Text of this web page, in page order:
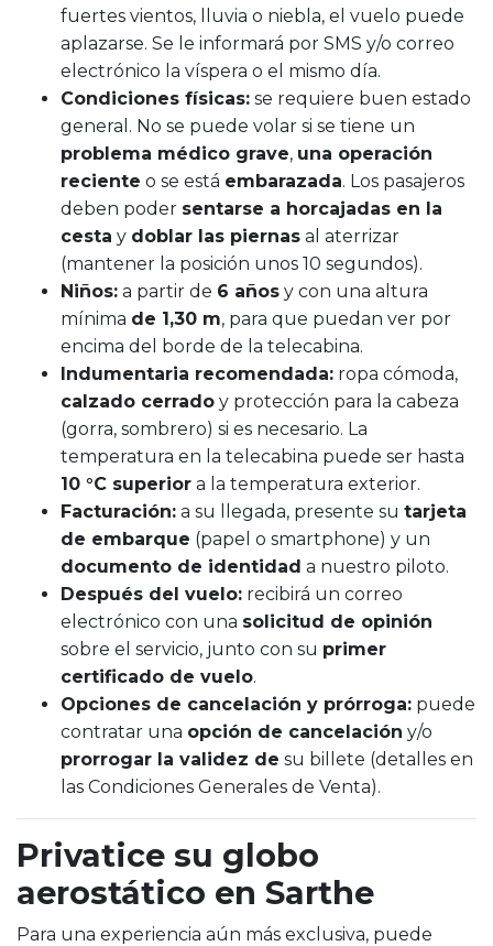
fuertes vientos, lluvia o niebla, el vuelo puede
aplazarse. Se le informará por SMS y/o correo
electrónico la víspera o el mismo día.
Condiciones físicas: se requiere buen estado
general. No se puede volar si se tiene un
problema médico grave, una operación
reciente o se está embarazada. Los pasajeros
deben poder sentarse a horcajadas en la
cesta y doblar las piernas al aterrizar
(mantener la posición unos 10 segundos).
Niños: a partir de 6 años y con una altura
mínima de 1,30 m, para que puedan ver por
encima del borde de la telecabina.
Indumentaria recomendada: ropa cómoda,
calzado cerrado y protección para la cabeza
(gorra, sombrero) si es necesario. La
temperatura en la telecabina puede ser hasta
10 °C superior a la temperatura exterior.
Facturación: a su llegada, presente su tarjeta
de embarque (papel o smartphone) y un
documento de identidad a nuestro piloto.
Después del vuelo: recibirá un correo
electrónico con una solicitud de opinión
sobre el servicio, junto con su primer
certificado de vuelo.
Opciones de cancelación y prórroga: puede
contratar una opción de cancelación y/o
prorrogar la validez de su billete (detalles en
las Condiciones Generales de Venta).
Privatice su globo
aerostático en Sarthe
Para una experiencia aún más exclusiva, puede